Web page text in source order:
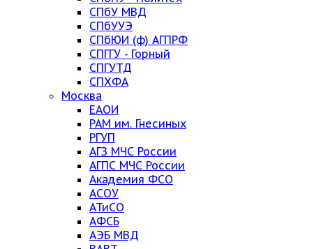
СПбУ МВД
СПбУУЭ
СПбЮИ (ф) АГПРФ
СПГГУ - Горный
СПГУТД
СПХФА
Москва
ЕАОИ
РАМ им. Гнесиных
РГУП
АГЗ МЧС России
АГПС МЧС России
Академия ФСО
АСОУ
АТиСО
АФСБ
АЭБ МВД